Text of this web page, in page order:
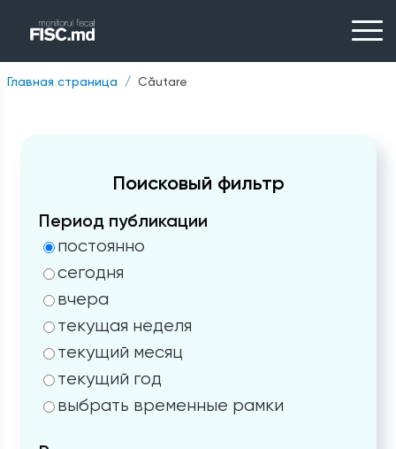
Главная страница Căutare
Поисковый фильтр
Период публикации
постоянно
сегодня
вчера
текущая неделя
текущий месяц
текущий год
выбрать временные рамки